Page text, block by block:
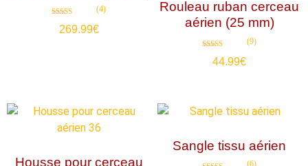
4.75
(4)
269.99€
Rouleau ruban cerceau
aérien (25 mm)
4.89
(9)
44.99€
Housse pour cerceau
Sangle tissu aérien
(6)